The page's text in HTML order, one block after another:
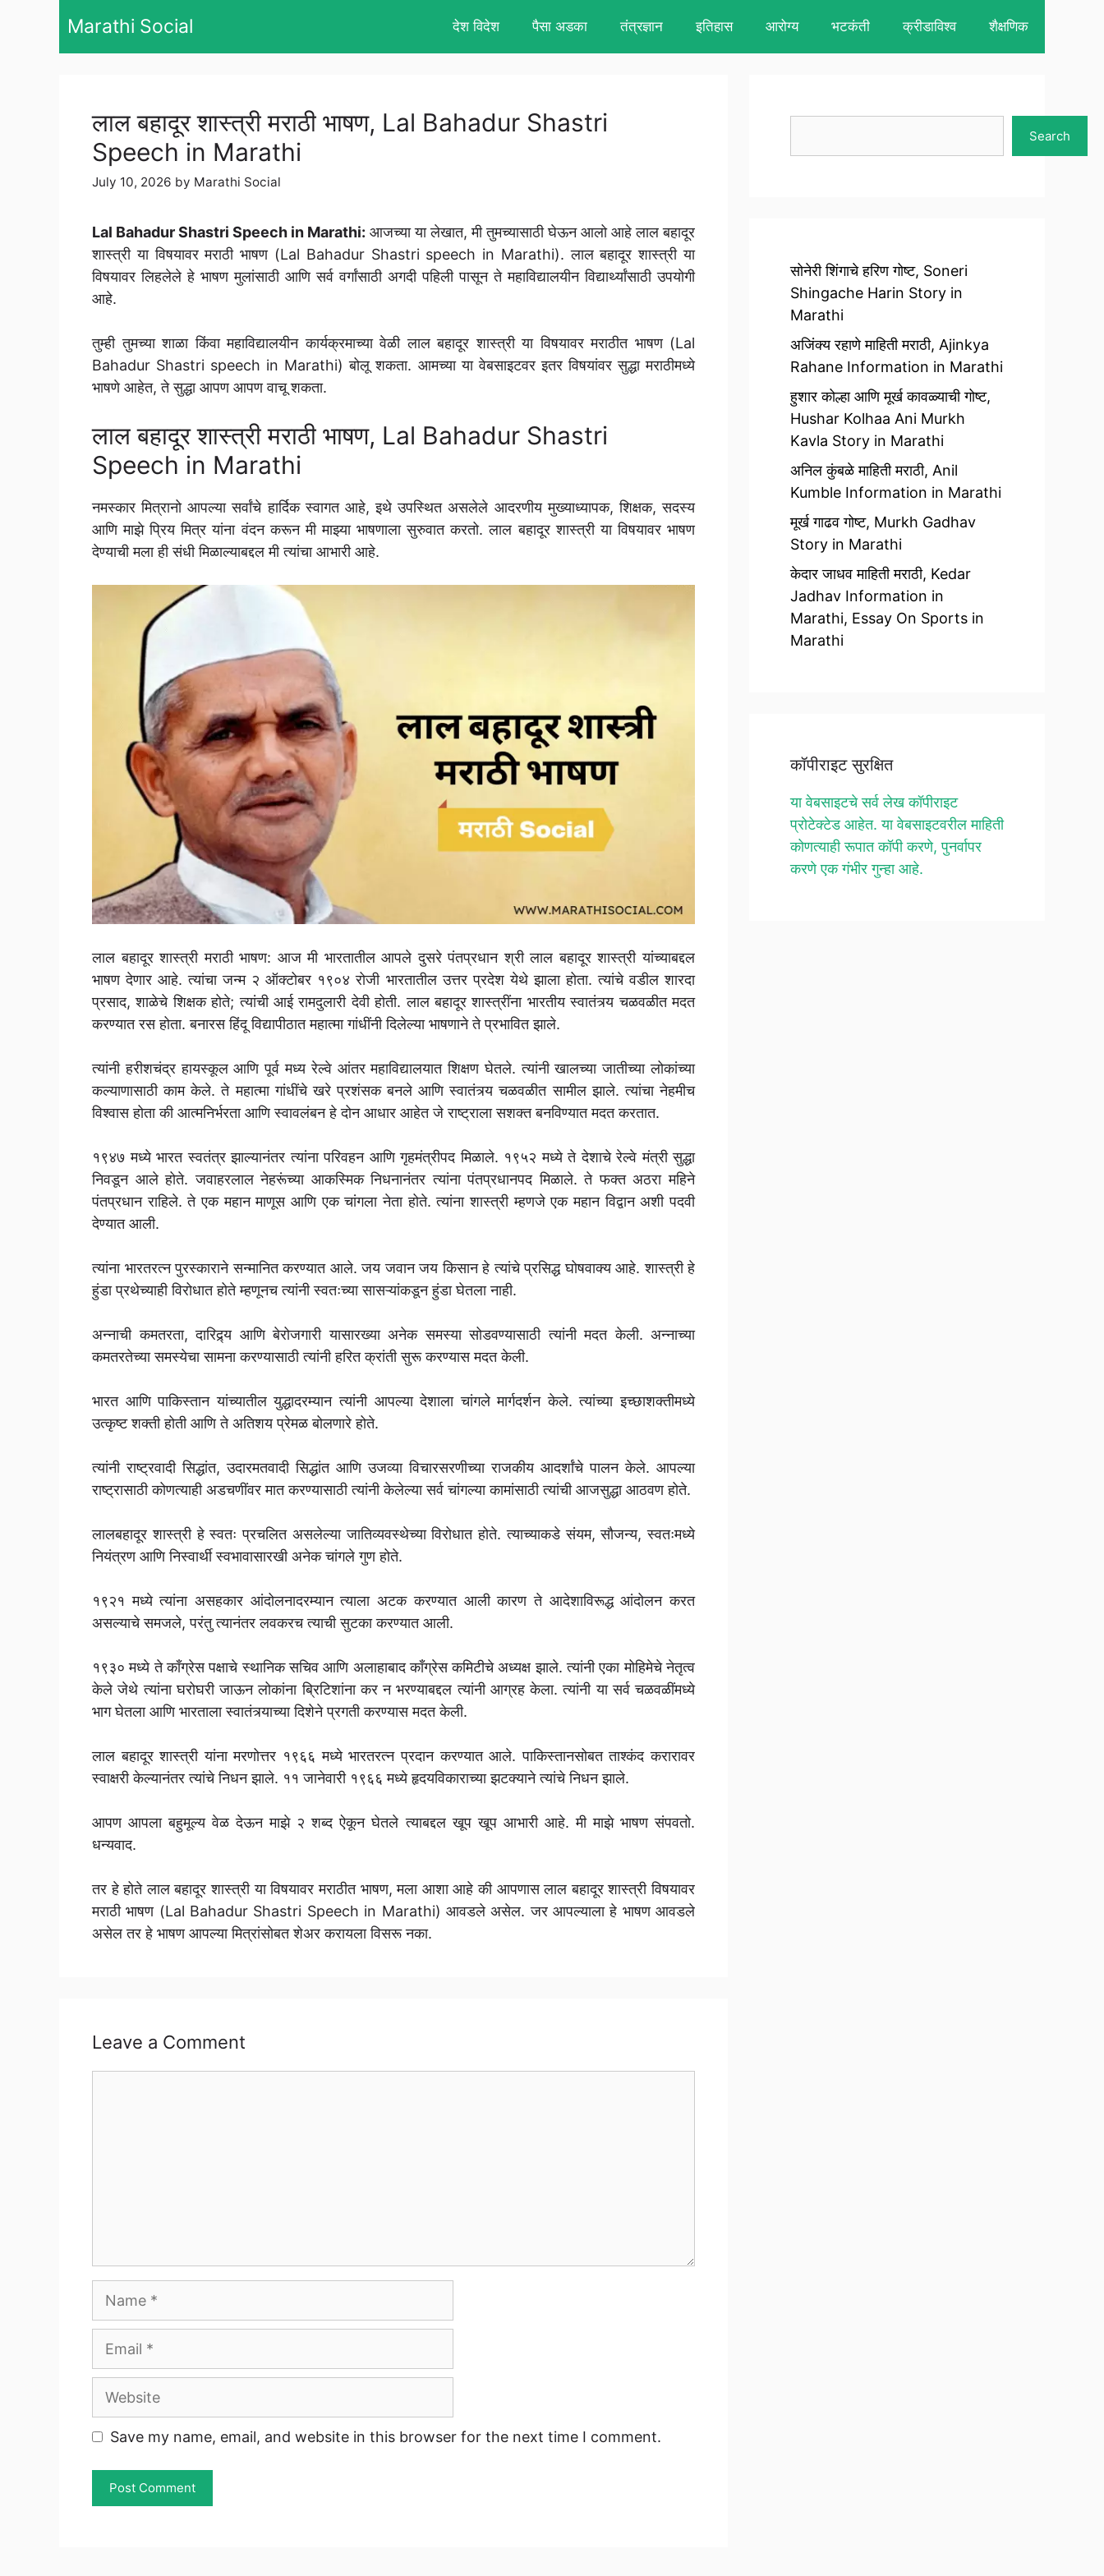
Marathi Social देश विदेश पैसा अडका तंत्रज्ञान इतिहास आरोग्य भटकंती क्रीडाविश्व शैक्षणिक
लाल बहादूर शास्त्री मराठी भाषण, Lal Bahadur Shastri
Speech in Marathi
July 10, 2026 by Marathi Social
Lal Bahadur Shastri Speech in Marathi: आजच्या या लेखात, मी तुमच्यासाठी घेऊन आलो आहे लाल बहादूर
शास्त्री या विषयावर मराठी भाषण (Lal Bahadur Shastri speech in Marathi). लाल बहादूर शास्त्री या
विषयावर लिहलेले हे भाषण मुलांसाठी आणि सर्व वर्गांसाठी अगदी पहिली पासून ते महाविद्यालयीन विद्यार्थ्यांसाठी उपयोगी
आहे.
तुम्ही तुमच्या शाळा किंवा महाविद्यालयीन कार्यक्रमाच्या वेळी लाल बहादूर शास्त्री या विषयावर मराठीत भाषण (Lal
Bahadur Shastri speech in Marathi) बोलू शकता. आमच्या या वेबसाइटवर इतर विषयांवर सुद्धा मराठीमध्ये
भाषणे आहेत, ते सुद्धा आपण आपण वाचू शकता.
लाल बहादूर शास्त्री मराठी भाषण, Lal Bahadur Shastri
Speech in Marathi
नमस्कार मित्रानो आपल्या सर्वांचे हार्दिक स्वागत आहे, इथे उपस्थित असलेले आदरणीय मुख्याध्यापक, शिक्षक, सदस्य
आणि माझे प्रिय मित्र यांना वंदन करून मी माझ्या भाषणाला सुरुवात करतो. लाल बहादूर शास्त्री या विषयावर भाषण
देण्याची मला ही संधी मिळाल्याबद्दल मी त्यांचा आभारी आहे.
लाल बहादूर शास्त्री मराठी भाषण: आज मी भारतातील आपले दुसरे पंतप्रधान श्री लाल बहादूर शास्त्री यांच्याबद्दल
भाषण देणार आहे. त्यांचा जन्म २ ऑक्टोबर १९०४ रोजी भारतातील उत्तर प्रदेश येथे झाला होता. त्यांचे वडील शारदा
प्रसाद, शाळेचे शिक्षक होते; त्यांची आई रामदुलारी देवी होती. लाल बहादूर शास्त्रींना भारतीय स्वातंत्र्य चळवळीत मदत
करण्यात रस होता. बनारस हिंदू विद्यापीठात महात्मा गांधींनी दिलेल्या भाषणाने ते प्रभावित झाले.
त्यांनी हरीशचंद्र हायस्कूल आणि पूर्व मध्य रेल्वे आंतर महाविद्यालयात शिक्षण घेतले. त्यांनी खालच्या जातीच्या लोकांच्या
कल्याणासाठी काम केले. ते महात्मा गांधींचे खरे प्रशंसक बनले आणि स्वातंत्र्य चळवळीत सामील झाले. त्यांचा नेहमीच
विश्वास होता की आत्मनिर्भरता आणि स्वावलंबन हे दोन आधार आहेत जे राष्ट्राला सशक्त बनविण्यात मदत करतात.
१९४७ मध्ये भारत स्वतंत्र झाल्यानंतर त्यांना परिवहन आणि गृहमंत्रीपद मिळाले. १९५२ मध्ये ते देशाचे रेल्वे मंत्री सुद्धा
निवडून आले होते. जवाहरलाल नेहरूंच्या आकस्मिक निधनानंतर त्यांना पंतप्रधानपद मिळाले. ते फक्त अठरा महिने
पंतप्रधान राहिले. ते एक महान माणूस आणि एक चांगला नेता होते. त्यांना शास्त्री म्हणजे एक महान विद्वान अशी पदवी
देण्यात आली.
त्यांना भारतरत्न पुरस्काराने सन्मानित करण्यात आले. जय जवान जय किसान हे त्यांचे प्रसिद्ध घोषवाक्य आहे. शास्त्री हे
हुंडा प्रथेच्याही विरोधात होते म्हणूनच त्यांनी स्वतःच्या सासऱ्यांकडून हुंडा घेतला नाही.
अन्नाची कमतरता, दारिद्र्य आणि बेरोजगारी यासारख्या अनेक समस्या सोडवण्यासाठी त्यांनी मदत केली. अन्नाच्या
कमतरतेच्या समस्येचा सामना करण्यासाठी त्यांनी हरित क्रांती सुरू करण्यास मदत केली.
भारत आणि पाकिस्तान यांच्यातील युद्धादरम्यान त्यांनी आपल्या देशाला चांगले मार्गदर्शन केले. त्यांच्या इच्छाशक्तीमध्ये
उत्कृष्ट शक्ती होती आणि ते अतिशय प्रेमळ बोलणारे होते.
त्यांनी राष्ट्रवादी सिद्धांत, उदारमतवादी सिद्धांत आणि उजव्या विचारसरणीच्या राजकीय आदर्शांचे पालन केले. आपल्या
राष्ट्रासाठी कोणत्याही अडचणींवर मात करण्यासाठी त्यांनी केलेल्या सर्व चांगल्या कामांसाठी त्यांची आजसुद्धा आठवण होते.
लालबहादूर शास्त्री हे स्वतः प्रचलित असलेल्या जातिव्यवस्थेच्या विरोधात होते. त्याच्याकडे संयम, सौजन्य, स्वतःमध्ये
नियंत्रण आणि निस्वार्थी स्वभावासारखी अनेक चांगले गुण होते.
१९२१ मध्ये त्यांना असहकार आंदोलनादरम्यान त्याला अटक करण्यात आली कारण ते आदेशाविरूद्ध आंदोलन करत
असल्याचे समजले, परंतु त्यानंतर लवकरच त्याची सुटका करण्यात आली.
१९३० मध्ये ते काँग्रेस पक्षाचे स्थानिक सचिव आणि अलाहाबाद काँग्रेस कमिटीचे अध्यक्ष झाले. त्यांनी एका मोहिमेचे नेतृत्व
केले जेथे त्यांना घरोघरी जाऊन लोकांना ब्रिटिशांना कर न भरण्याबद्दल त्यांनी आग्रह केला. त्यांनी या सर्व चळवळींमध्ये
भाग घेतला आणि भारताला स्वातंत्र्याच्या दिशेने प्रगती करण्यास मदत केली.
लाल बहादूर शास्त्री यांना मरणोत्तर १९६६ मध्ये भारतरत्न प्रदान करण्यात आले. पाकिस्तानसोबत ताश्कंद करारावर
स्वाक्षरी केल्यानंतर त्यांचे निधन झाले. ११ जानेवारी १९६६ मध्ये हृदयविकाराच्या झटक्याने त्यांचे निधन झाले.
आपण आपला बहुमूल्य वेळ देऊन माझे २ शब्द ऐकून घेतले त्याबद्दल खूप खूप आभारी आहे. मी माझे भाषण संपवतो.
धन्यवाद.
तर हे होते लाल बहादूर शास्त्री या विषयावर मराठीत भाषण, मला आशा आहे की आपणास लाल बहादूर शास्त्री विषयावर
मराठी भाषण (Lal Bahadur Shastri Speech in Marathi) आवडले असेल. जर आपल्याला हे भाषण आवडले
असेल तर हे भाषण आपल्या मित्रांसोबत शेअर करायला विसरू नका.
Leave a Comment
Website
Save my name, email, and website in this browser for the next time I comment.
Search
सोनेरी शिंगाचे हरिण गोष्ट, Soneri
Shingache Harin Story in
Marathi
अजिंक्य रहाणे माहिती मराठी, Ajinkya
Rahane Information in Marathi
हुशार कोल्हा आणि मूर्ख कावळ्याची गोष्ट,
Hushar Kolhaa Ani Murkh
Kavla Story in Marathi
अनिल कुंबळे माहिती मराठी, Anil
Kumble Information in Marathi
मूर्ख गाढव गोष्ट, Murkh Gadhav
Story in Marathi
केदार जाधव माहिती मराठी, Kedar
Jadhav Information in
Marathi, Essay On Sports in
Marathi
कॉपीराइट सुरक्षित
या वेबसाइटचे सर्व लेख कॉपीराइट
प्रोटेक्टेड आहेत. या वेबसाइटवरील माहिती
कोणत्याही रूपात कॉपी करणे, पुनर्वापर
करणे एक गंभीर गुन्हा आहे.